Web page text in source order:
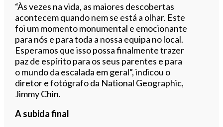
“Às vezes na vida, as maiores descobertas
acontecem quando nem se está a olhar. Este
foi um momento monumental e emocionante
para nós e para toda a nossa equipa no local.
Esperamos que isso possa finalmente trazer
paz de espírito para os seus parentes e para
o mundo da escalada em geral”, indicou o
diretor e fotógrafo da National Geographic,
Jimmy Chin.
A subida final